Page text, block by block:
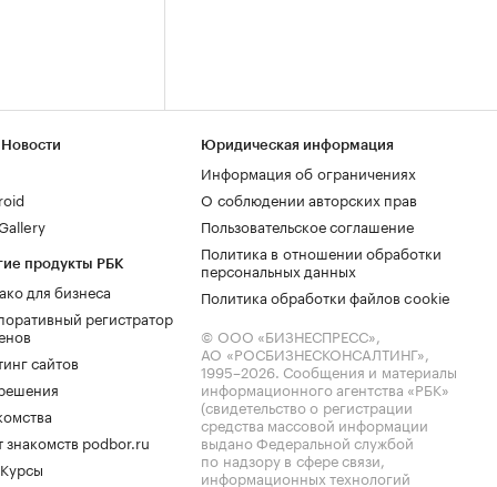
продукты РБК
для бизнеса
регистратор
сайтов
знакомств podbor.ru
Юридическая информация
Информация об ограничениях
О соблюдении авторских прав
Пользовательское соглашение
Политика в отношении обработки
персональных данных
Политика обработки файлов cookie
© ООО «БИЗНЕСПРЕСС»,
АО «РОСБИЗНЕСКОНСАЛТИНГ»,
1995–2026. Сообщения и материалы
информационного агентства «РБК»
(свидетельство о регистрации
средства массовой информации
выдано Федеральной службой
по надзору в сфере связи,
информационных технологий